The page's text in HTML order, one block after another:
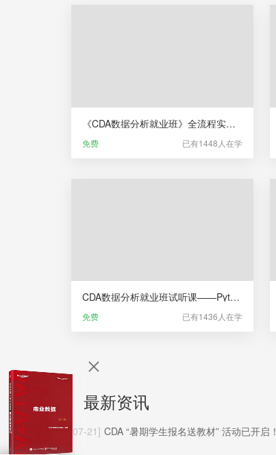
《CDA数据分析就业班》全流程实录宣传片
免费 已有1448人在学
CDA数据分析就业班试听课——Python统计分析
免费 已有1436人在学
最新资讯
[07-21] CDA “暑期学生报名送教材” 活动已开启！